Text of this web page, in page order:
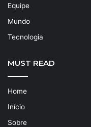
Equipe
Mundo
Tecnologia
MUST READ
Home
Início
Sobre